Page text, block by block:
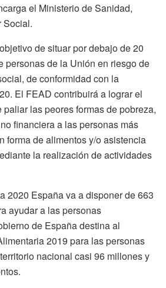
el Ministerio de Sanidad,
Social.
de situar por debajo de 20
personas de la Unión en riesgo de
de conformidad con la
El FEAD contribuirá a lograr el
las peores formas de pobreza,
financiera a las personas más
forma de alimentos y/o asistencia
la realización de actividades
2020 España va a disponer de 663
ayudar a las personas
de España destina al
2019 para las personas
nacional casi 96 millones y